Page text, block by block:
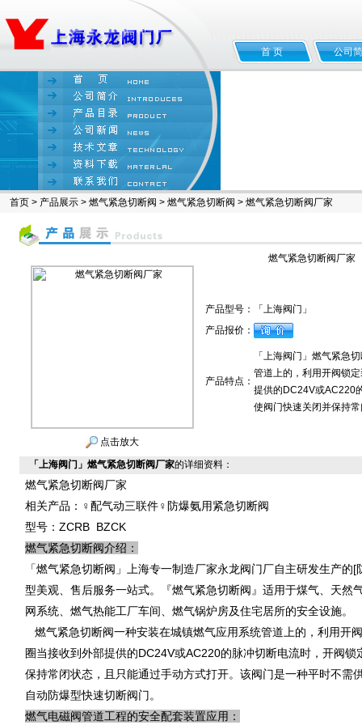
首 页 公司
首页 > 产品展示 > 燃气紧急切断阀 > 燃气紧急切断阀 > 燃气紧急切断阀厂家
燃气紧急切断阀厂家
点击放大
产品型号：
「上海阀门」
产品报价：
产品特点：
「上海阀门」燃气紧急
管道上的，利用开阀锁
提供的DC24V或AC220
使阀门快速关闭并保持
「上海阀门」燃气紧急切断阀厂家的详细资料：
燃气紧急切断阀厂家
相关产品：♀配气动三联件♀防爆氨用紧急切断阀
型号：ZCRB BZCK
燃气紧急切断阀介绍：
「燃气紧急切断阀」上海专一制造厂家永龙阀门厂自主研发生产
型美观、售后服务一站式。『燃气紧急切断阀』适用于煤气、天然
网系统、燃气热能工厂车间、燃气锅炉房及住宅居所的安全设施。
燃气紧急切断阀一种安装在城镇燃气应用系统管道上的，利用开
圈当接收到外部提供的DC24V或AC220的脉冲切断电流时，开阀
保持常闭状态，且只能通过手动方式打开。该阀门是一种平时不需
自动防爆型快速切断阀门。
燃气电磁阀管道工程的安全配套装置应用：